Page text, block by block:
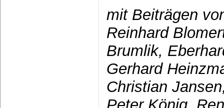
mit Beiträgen
Reinhard
Brumlik,
Gerhard
Christian